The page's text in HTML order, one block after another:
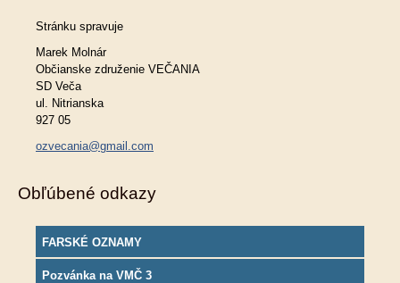
Stránku spravuje
Marek Molnár
Občianske združenie VEČANIA
SD Veča
ul. Nitrianska
927 05
ozvecania@gmail.com
Obľúbené odkazy
FARSKÉ OZNAMY
Pozvánka na VMČ 3